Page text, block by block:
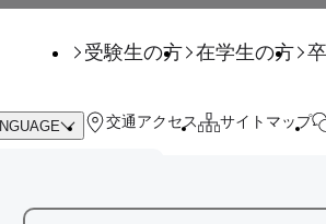
受験生の方 在学生の方
（英語）
交通アクセス サイトマップ
学生生活 キャリ